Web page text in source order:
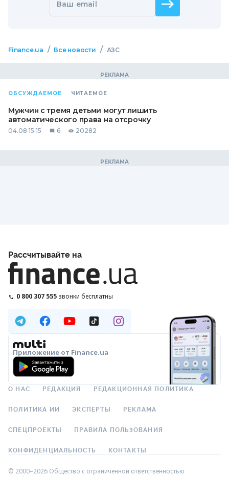
Ваш email
Finance.ua / Все новости / АЗС
ОБСУЖДАЕМОЕ ЧИТАЕМОЕ
Мужчин с тремя детьми могут лишить
автоматического права на отсрочку
04.08 15:15 6 20282
Рассчитывайте на
0 800 307 555 звонки бесплатны
Приложение от Finance.ua
О НАС РЕДАКЦИЯ РЕДАКЦИОННАЯ ПОЛИТИКА
ПОЛИТИКА ИИ ЭКСПЕРТЫ РЕКЛАМА
СПЕЦПРОЕКТЫ ПРАВИЛА ПОЛЬЗОВАНИЯ
КОНФИДЕНЦИАЛЬНОСТЬ КОНТАКТЫ
© 2000–2026 Общество с ограниченной ответственностью